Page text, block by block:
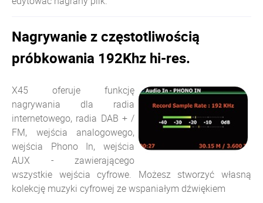
Nagrywanie z częstotliwością
próbkowania 192Khz hi-res.
X45 oferuje funkcję
nagrywania dla radia
internetowego, radia DAB + /
FM, wejścia analogowego,
wejścia Phono In, wejścia
AUX - zawierającego
wszystkie wejścia cyfrowe. Możesz stworzyć własną
kolekcję muzyki cyfrowej ze wspaniałym dźwiękiem